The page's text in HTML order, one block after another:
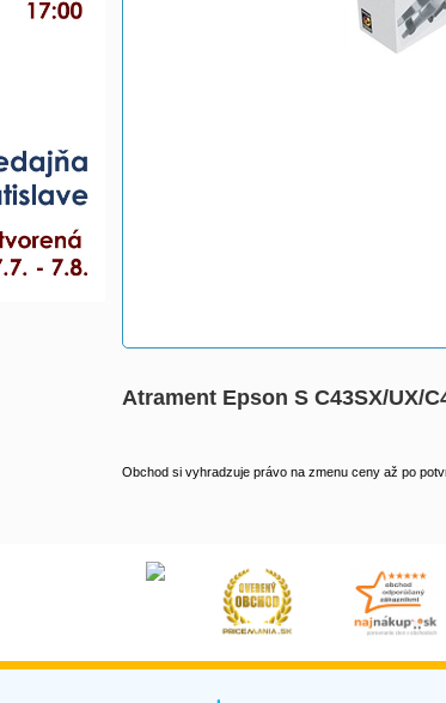
Atrament Epson S C43SX/UX/
Obchod si vyhradzuje právo na zmenu ceny až po